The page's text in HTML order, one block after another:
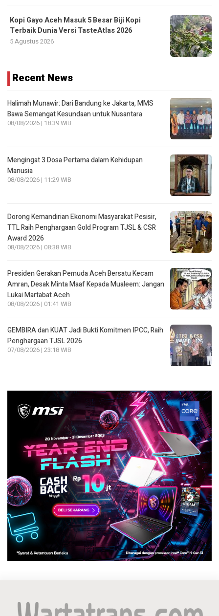
Kopi Gayo Aceh Masuk 5 Besar Biji Kopi
Terbaik Dunia Versi TasteAtlas 2026
5 Agustus 2026
Recent News
Halimah Munawir: Dari Bandung ke Jakarta, MMS
Bawa Semangat Kesundaan untuk Nusantara
08/08/2026 | 18:39 WIB
Mengingat 3 Dosa Pertama dalam Kehidupan
Manusia
08/08/2026 | 11:29 WIB
Dorong Kemandirian Ekonomi Masyarakat Pesisir,
TTL Raih Penghargaan Gold Program TJSL & CSR
Award 2026
08/08/2026 | 08:38 WIB
Presiden Gerakan Pemuda Aceh Bersatu Kecam
Amran, Desak Minta Maaf Kepada Mualeem: Jangan
Lukai Martabat Aceh
08/08/2026 | 01:41 WIB
GEMBIRA dan KUAT Jadi Bukti Komitmen IPCC, Raih
Penghargaan TJSL 2026
07/08/2026 | 23:18 WIB